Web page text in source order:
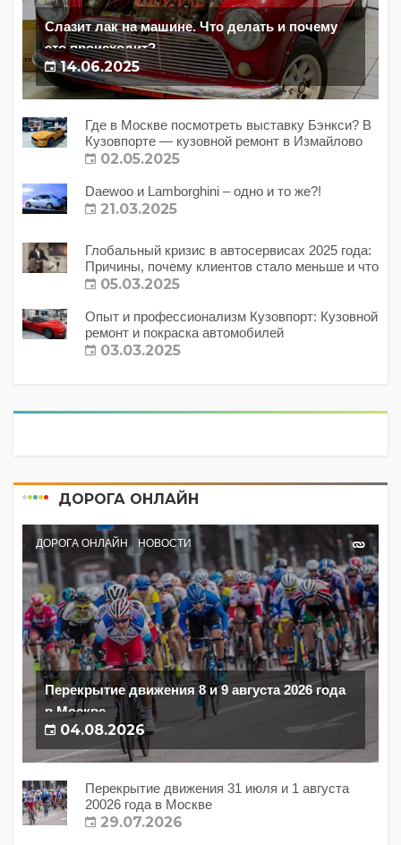
Слазит лак на машине. Что делать и почему
это происходит?
14.06.2025
Где в Москве посмотреть выставку Бэнкси? В
Кузовпорте — кузовной ремонт в Измайлово
02.05.2025
Daewoo и Lamborghini – одно и то же?!
21.03.2025
Глобальный кризис в автосервисах 2025 года:
Причины, почему клиентов стало меньше и что
с этим делать?
05.03.2025
Опыт и профессионализм Кузовпорт: Кузовной
ремонт и покраска автомобилей
03.03.2025
ДОРОГА ОНЛАЙН
ДОРОГА ОНЛАЙН НОВОСТИ
Перекрытие движения 8 и 9 августа 2026 года
в Москве
04.08.2026
Перекрытие движения 31 июля и 1 августа
20026 года в Москве
29.07.2026